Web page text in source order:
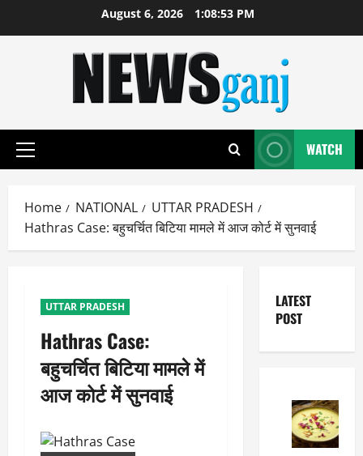
August 6, 2026 1:08:53 PM
Primary
WATCH
Home NATIONAL
UTTAR PRADESH
Hathras Case: बहुचर्चित बिटिया मामले में आज कोर्ट में सुनवाई
UTTAR PRADESH
Hathras Case:
बहुचर्चित बिटिया मामले में
आज कोर्ट में सुनवाई
LATEST
POST